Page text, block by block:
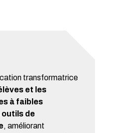
transformatrice
et les
à faibles
de
, améliorant